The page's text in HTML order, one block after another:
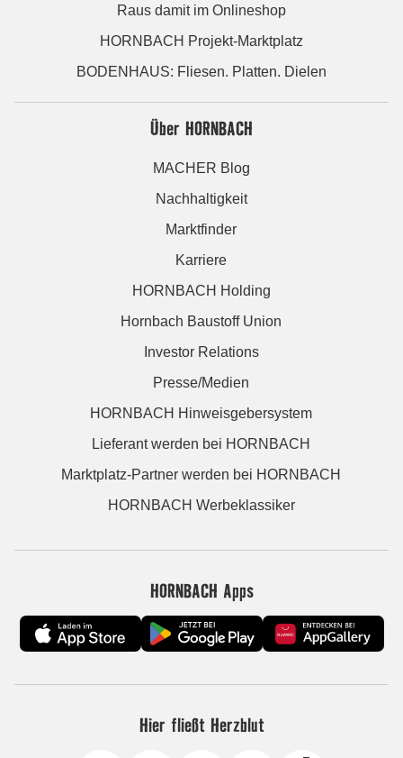
Raus damit im Onlineshop
HORNBACH Projekt-Marktplatz
BODENHAUS: Fliesen. Platten. Dielen
Über HORNBACH
MACHER Blog
Nachhaltigkeit
Marktfinder
Karriere
HORNBACH Holding
Hornbach Baustoff Union
Investor Relations
Presse/Medien
HORNBACH Hinweisgebersystem
Lieferant werden bei HORNBACH
Marktplatz-Partner werden bei HORNBACH
HORNBACH Werbeklassiker
HORNBACH Apps
Hier fließt Herzblut